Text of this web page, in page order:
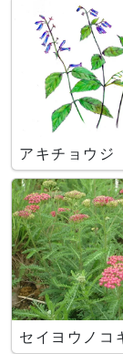
アキチョウジ
セイヨウノコ